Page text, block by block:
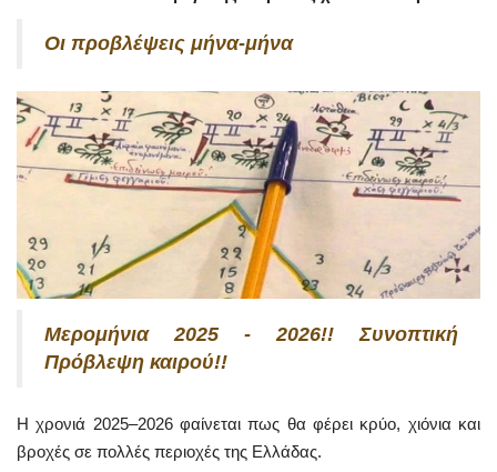
Οι προβλέψεις μήνα-μήνα
Μερομήνια 2025 - 2026!! Συνοπτική
Πρόβλεψη καιρού!!
Η χρονιά 2025–2026 φαίνεται πως θα φέρει κρύο, χιόνια και
βροχές σε πολλές περιοχές της Ελλάδας.